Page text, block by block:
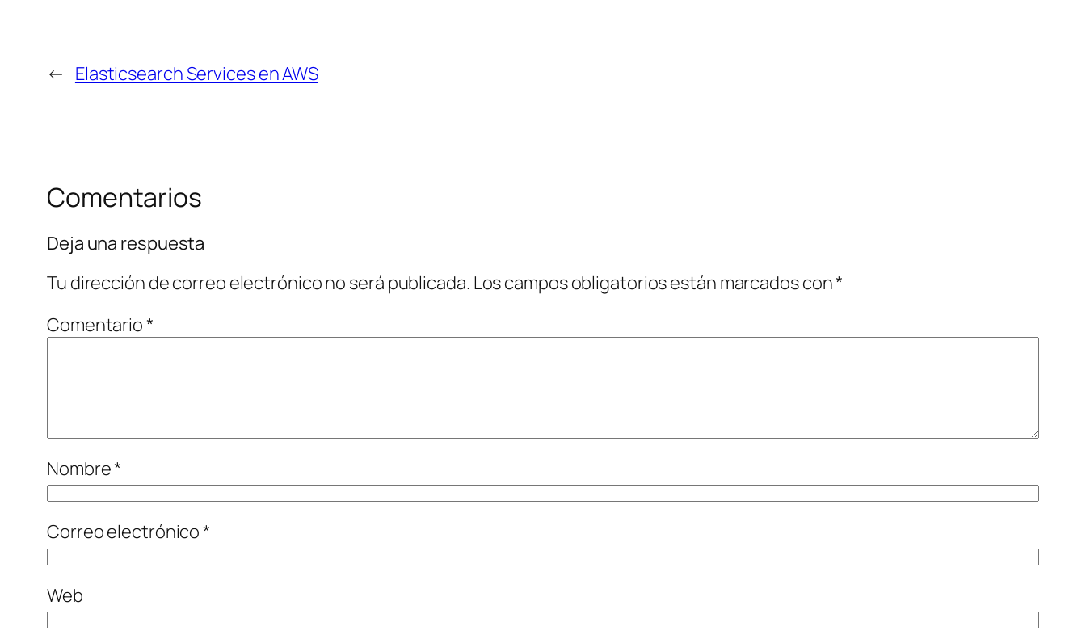
← Elasticsearch Services en AWS
Comentarios
Deja una respuesta
Tu dirección de correo electrónico no será publicada. Los campos obligatorios están marcados con*
Comentario*
Nombre*
Correo electrónico*
Web